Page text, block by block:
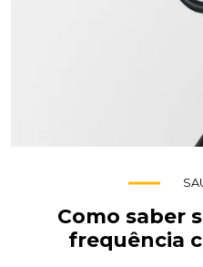
Como saber
frequência